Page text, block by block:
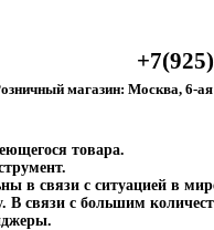
магазин: Москва, 6-
товара.
в связи с ситуацией в
В связи с большим